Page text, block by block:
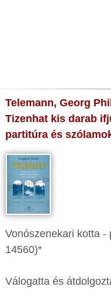
Telemann, Georg
Tizenhat kis darab
partitúra és
Vonószenekari kotta -
14560)*
Válogatta és